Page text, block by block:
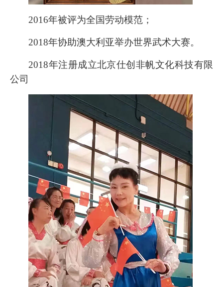
2016年被评为全国劳动模范；
2018年协助澳大利亚举办世界武术大赛。
2018年注册成立北京仕创非帆文化科技有限
公司